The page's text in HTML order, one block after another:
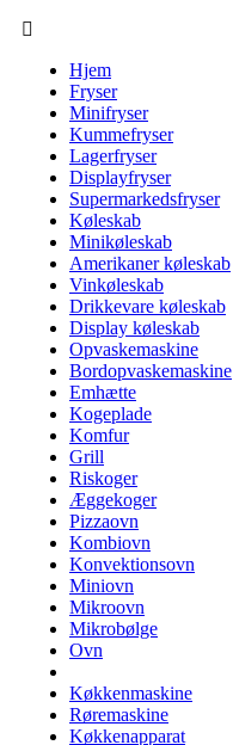
Hjem
Fryser
Minifryser
Kummefryser
Lagerfryser
Displayfryser
Supermarkedsfryser
Køleskab
Minikøleskab
Amerikaner køleskab
Vinkøleskab
Drikkevare køleskab
Display køleskab
Opvaskemaskine
Bordopvaskemaskine
Emhætte
Kogeplade
Komfur
Grill
Riskoger
Æggekoger
Pizzaovn
Kombiovn
Konvektionsovn
Miniovn
Mikroovn
Mikrobølge
Ovn
Køkkenmaskine
Røremaskine
Køkkenapparat